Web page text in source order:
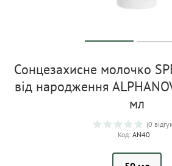
Сонцезахисне молочко
від народження
мл
(0
Код: AN40